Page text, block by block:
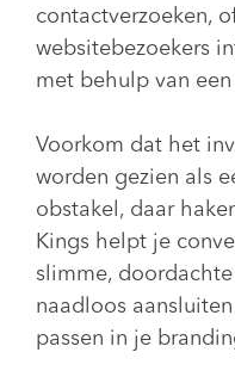
contactverzoeken,
websitebezoekers
met behulp van
Voorkom dat het
worden gezien als
obstakel, daar
Kings helpt je
slimme,
naadloos
passen in je